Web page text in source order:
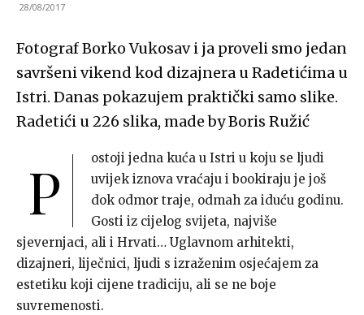
28/08/2017
Fotograf Borko Vukosav i ja proveli smo jedan
savršeni vikend kod dizajnera u Radetićima u
Istri. Danas pokazujem praktički samo slike.
Radetići u 226 slika, made by Boris Ružić
P
ostoji jedna kuća u Istri u koju se ljudi
uvijek iznova vraćaju i bookiraju je još
dok odmor traje, odmah za iduću godinu.
Gosti iz cijelog svijeta, najviše
sjevernjaci, ali i Hrvati… Uglavnom arhitekti,
dizajneri, liječnici, ljudi s izraženim osjećajem za
estetiku koji cijene tradiciju, ali se ne boje
suvremenosti.